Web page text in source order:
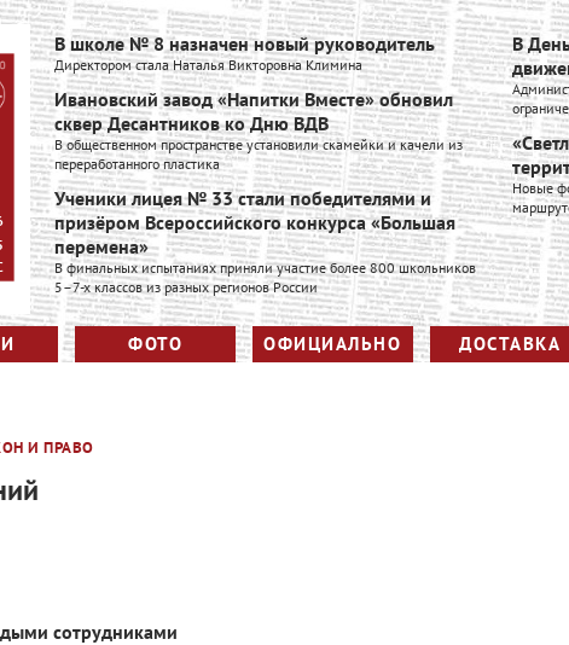
В школе № 8 назначен новый руководитель
Директором стала Наталья Викторовна Климина
Ивановский завод «Напитки Вместе» обновил
сквер Десантников ко Дню ВДВ
В общественном пространстве установили скамейки и качели из
переработанного пластика
Ученики лицея № 33 стали победителями и
призёром Всероссийского конкурса «Большая
перемена»
В финальных испытаниях приняли участие более 800 школьников
5–7-х классов из разных регионов России
В
Новые
ФОТО ОФИЦИАЛЬНО ДОСТАВКА
И ПРАВО
сотрудниками